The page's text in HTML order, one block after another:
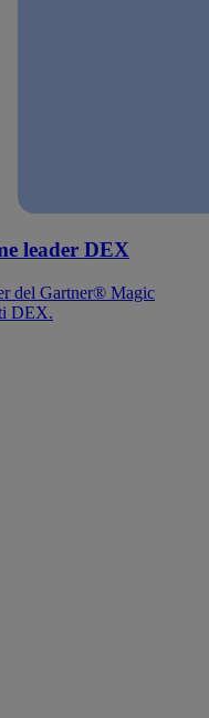
leader DEX
del Gartner® Magic
DEX.